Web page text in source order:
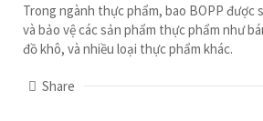
Trong ngành thực phẩm, bao BOPP được
và bảo vệ các sản phẩm thực phẩm như
đồ khô, và nhiều loại thực phẩm khác.
Share